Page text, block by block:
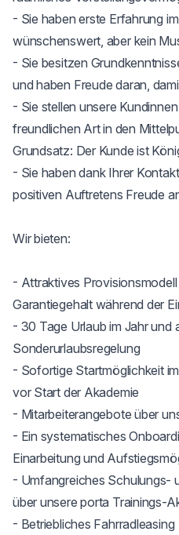
- Sie haben erste Erfahrung
wünschenswert, aber kein
- Sie besitzen
und haben Freude daran,
- Sie stellen unsere
freundlichen Art in den
Grundsatz: Der Kunde ist
- Sie haben dank Ihrer
positiven Auftretens Freude
Wir bieten:
- Attraktives
Garantiegehalt während der
- 30 Tage Urlaub im Jahr und
Sonderurlaubsregelung
- Sofortige Startmöglichkeit
vor Start der Akademie
- Mitarbeiterangebote über
- Ein systematisches
Einarbeitung und
- Umfangreiches Schulungs-
über unsere porta Trainings-
- Betriebliches Fahrradleasing